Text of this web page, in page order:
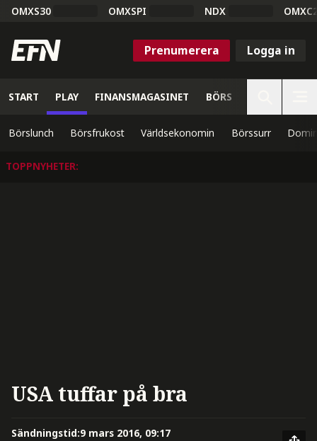
OMXS30 OMXSPI NDX
Prenumerera Logga in
START PLAY FINANSMAGASINET BÖRS
Börslunch Börsfrukost Världsekonomin Börssurr
TOPPNYHETER:
USA tuffar på bra
Sändningstid:9 mars 2016, 09:17